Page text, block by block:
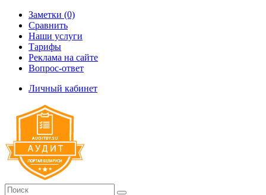
Заметки (0)
Сравнить
Наши услуги
Тарифы
Реклама на сайте
Вопрос-ответ
Личный кабинет